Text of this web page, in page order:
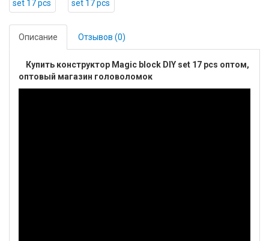
Описание Отзывов (0)
Купить конструктор Magic block DIY set 17 pcs оптом,
оптовый магазин головоломок